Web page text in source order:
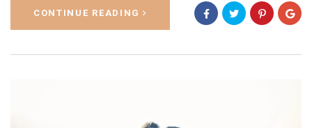
CONTINUE READING